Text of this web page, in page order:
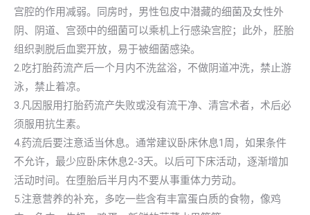
宫腔的作用减弱。同房时，男性包皮中潜藏的细菌及女性外
阴、阴道、宫颈中的细菌可以乘机上行感染宫腔；此外，胚胎
组织剥脱后血窦开放，易于被细菌感染。
2.吃打胎药流产后一个月内不洗盆浴，不做阴道冲洗，禁止游
泳，禁止着凉。
3.凡因服用打胎药流产失败或没有流干净、清宫术者，术后必
须服用抗生素。
4.药流后要注意适当休息。通常建议卧床休息1周，如果条件
不允许，最少应卧床休息2-3天。以后可下床活动，逐渐增加
活动时间。在堕胎后半月内不要从事重体力劳动。
5.注意营养的补充，多吃一些含有丰富蛋白质的食物，像鸡